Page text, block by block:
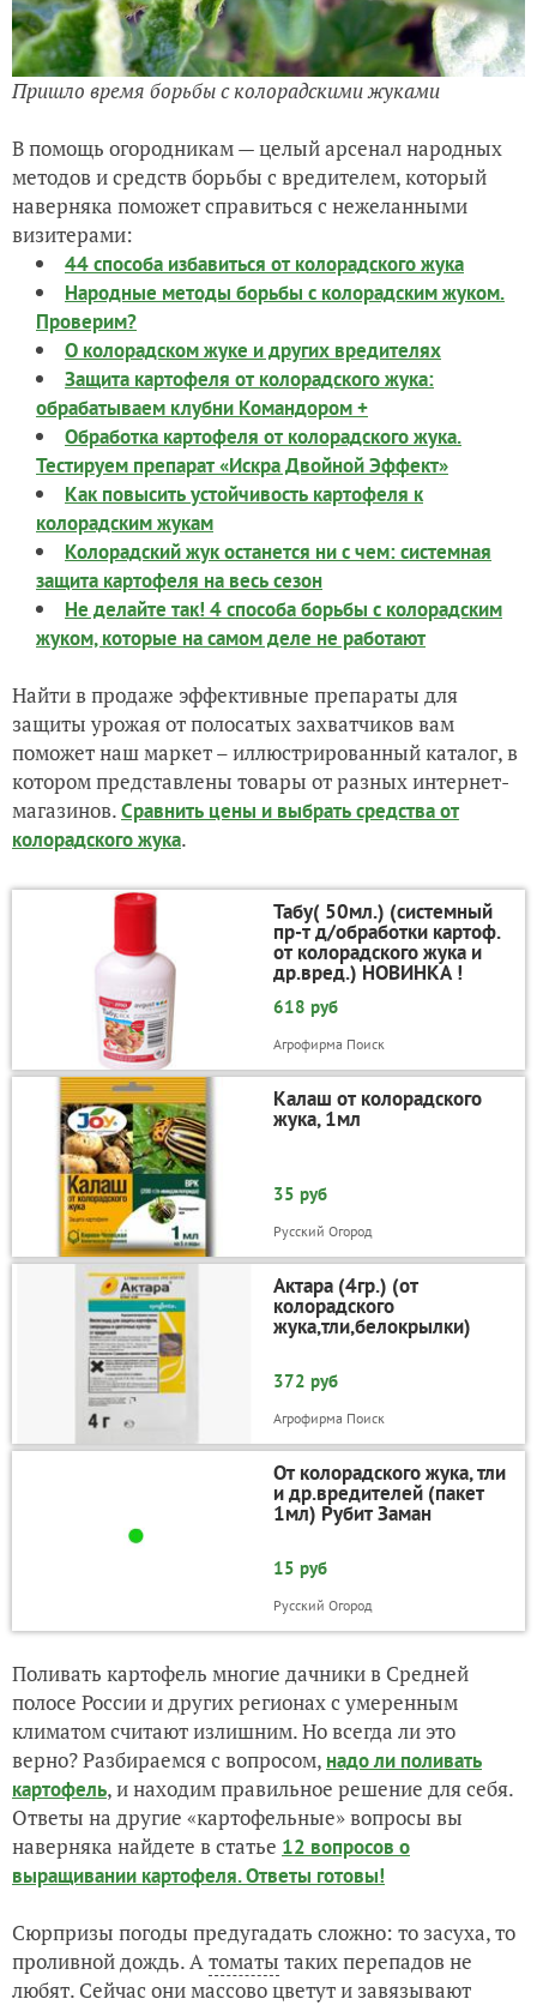
Пришло время борьбы с колорадскими жуками
В помощь огородникам — целый арсенал народных
методов и средств борьбы с вредителем, который
наверняка поможет справиться с нежеланными
визитерами:
44 способа избавиться от колорадского жука
Народные методы борьбы с колорадским жуком.
Проверим?
О колорадском жуке и других вредителях
Защита картофеля от колорадского жука:
обрабатываем клубни Командором +
Обработка картофеля от колорадского жука.
Тестируем препарат «Искра Двойной Эффект»
Как повысить устойчивость картофеля к
колорадским жукам
Колорадский жук останется ни с чем: системная
защита картофеля на весь сезон
Не делайте так! 4 способа борьбы с колорадским
жуком, которые на самом деле не работают
Найти в продаже эффективные препараты для
защиты урожая от полосатых захватчиков вам
поможет наш маркет – иллюстрированный каталог, в
котором представлены товары от разных интернет-
магазинов.Сравнить цены и выбрать средства от
колорадского жука.
Табу( 50мл.) (системный
пр-т д/обработки картоф.
от колорадского жука и
др.вред.) НОВИНКА !
618 руб
Агрофирма Поиск
Калаш от колорадского
жука, 1мл
35 руб
Русский Огород
Актара (4гр.) (от
колорадского
жука,тли,белокрылки)
372 руб
Агрофирма Поиск
От колорадского жука, тли
и др.вредителей (пакет
1мл) Рубит Заман
15 руб
Русский Огород
Поливать картофель многие дачники в Средней
полосе России и других регионах с умеренным
климатом считают излишним. Но всегда ли это
верно? Разбираемся с вопросом, надо ли поливать
картофель, и находим правильное решение для себя.
Ответы на другие «картофельные» вопросы вы
наверняка найдете в статье 12 вопросов о
выращивании картофеля. Ответы готовы!
Сюрпризы погоды предугадать сложно: то засуха, то
проливной дождь. Атоматы таких перепадов не
любят. Сейчас они массово цветут и завязывают